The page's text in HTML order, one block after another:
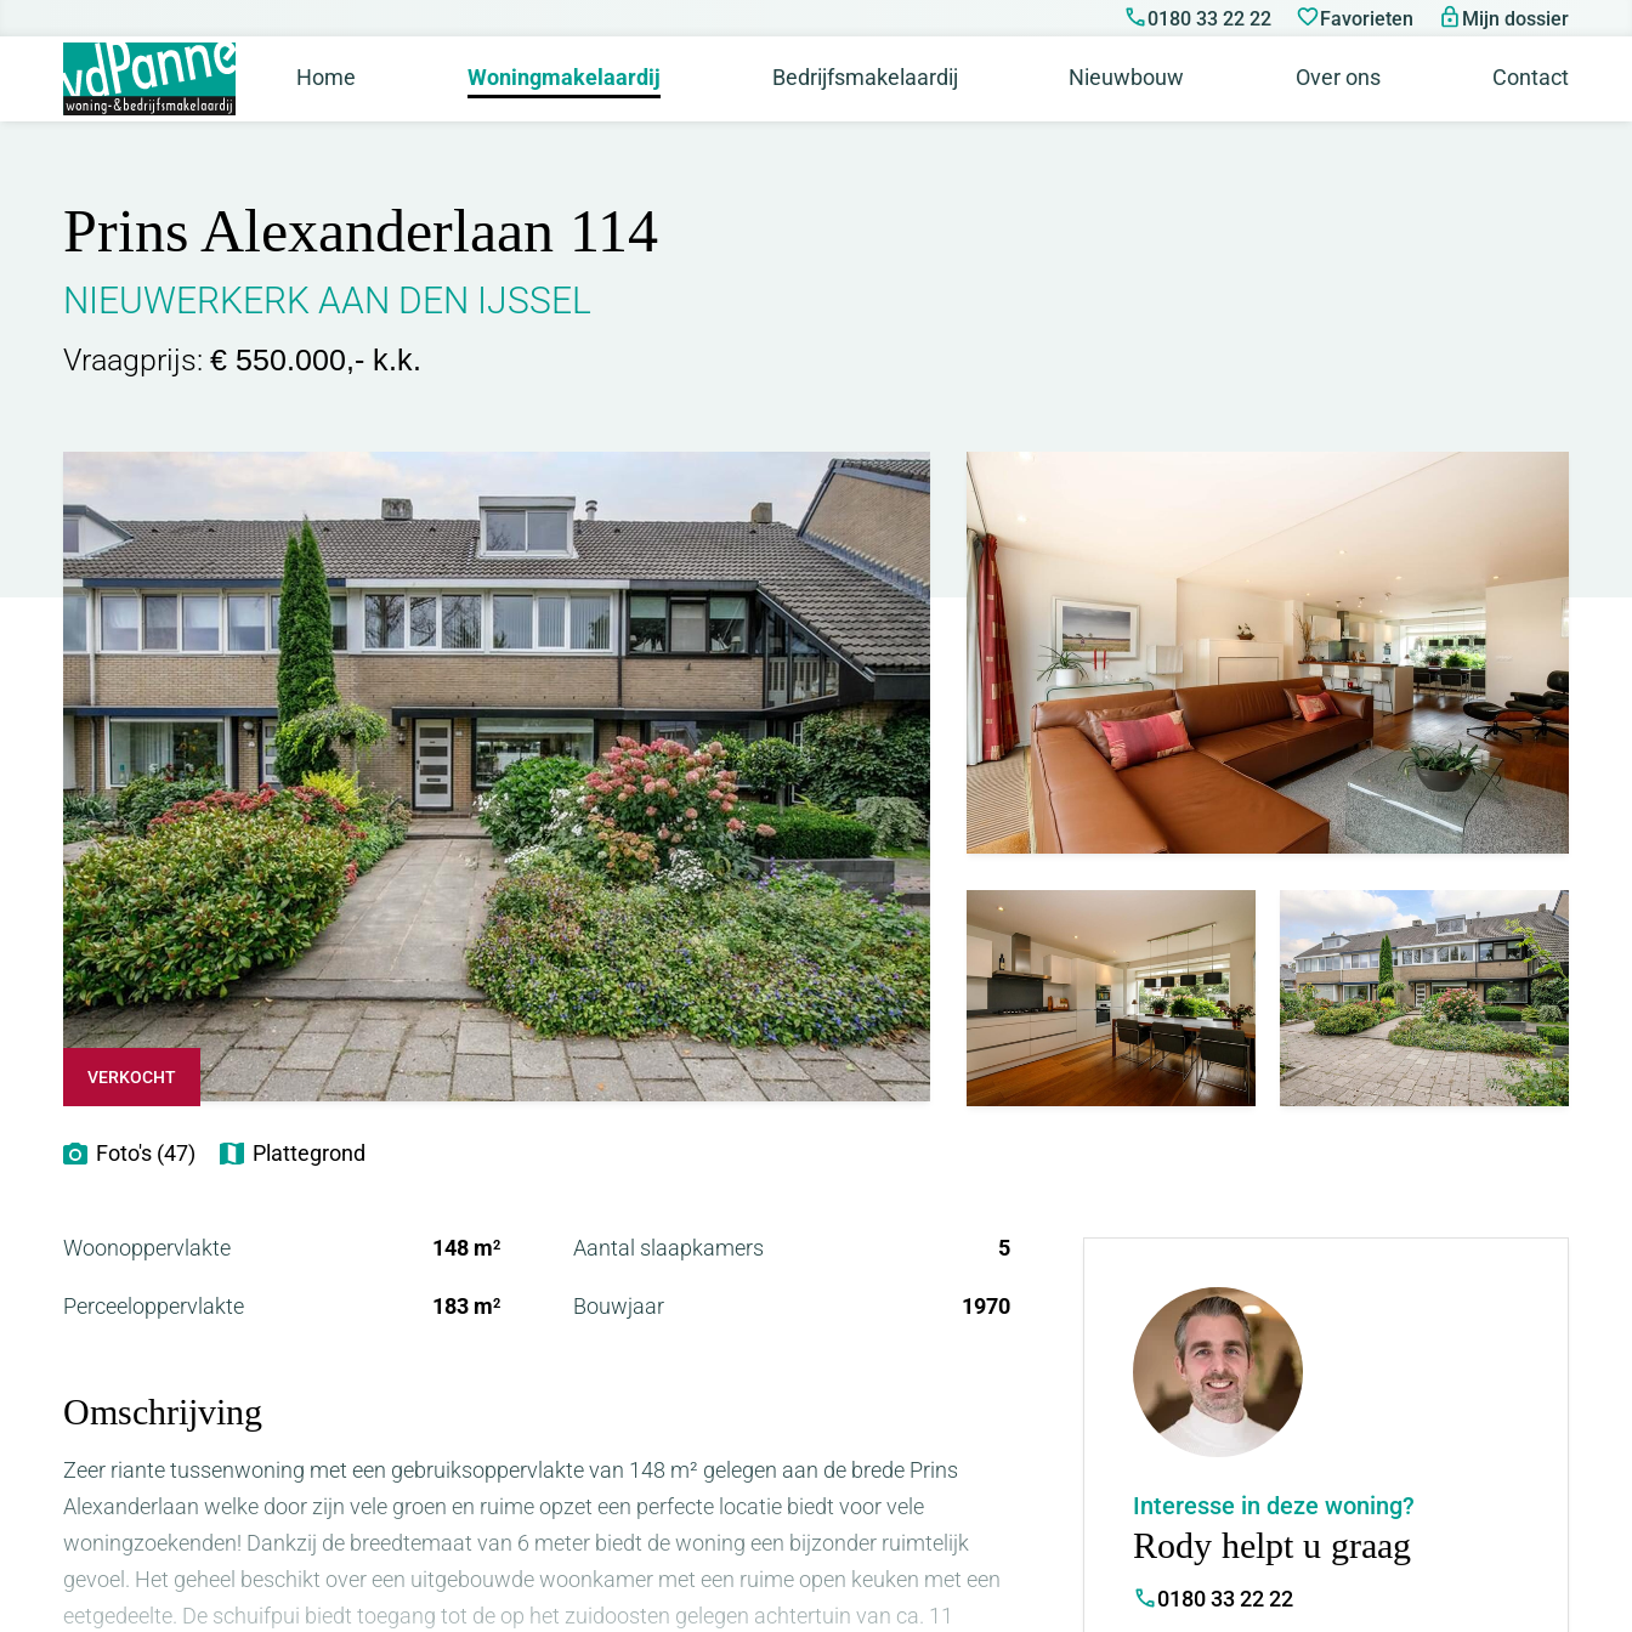
0180 33 22 22 Favorieten Mijn dossier
Home Woningmakelaardij Bedrijfsmakelaardij Nieuwbouw Over ons Contact
Prins Alexanderlaan 114
NIEUWERKERK AAN DEN IJSSEL
Vraagprijs: € 550.000,- k.k.
VERKOCHT
Foto's (47) Plattegrond
Woonoppervlakte 148 m2
Perceeloppervlakte 183 m2
Aantal slaapkamers 5
Bouwjaar 1970
Omschrijving
Zeer riante tussenwoning met een gebruiksoppervlakte van 148 m² gelegen aan de brede Prins
Alexanderlaan welke door zijn vele groen en ruime opzet een perfecte locatie biedt voor vele
woningzoekenden! Dankzij de breedtemaat van 6 meter biedt de woning een bijzonder ruimtelijk
gevoel. Het geheel beschikt over een uitgebouwde woonkamer met een ruime open keuken met een
eetgedeelte. De schuifpui biedt toegang tot de op het zuidoosten gelegen achtertuin van ca. 11
Interesse in deze woning?
Rody helpt u graag
0180 33 22 22